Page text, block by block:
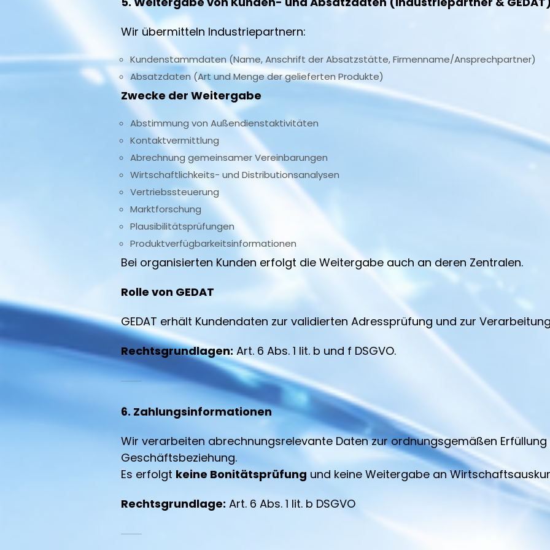
Wir übermitteln Industriepartnern:
Kundenstammdaten (Name, Anschrift der Absatzstätte, Firmenname/Ansprechpartner)
Absatzdaten (Art und Menge der gelieferten Produkte)
Zwecke der Weitergabe
Abstimmung von Außendienstaktivitäten
Kontaktvermittlung
Abrechnung gemeinsamer Vereinbarungen
Wirtschaftlichkeits- und Distributionsanalysen
Vertriebssteuerung
Marktforschung
Plausibilitätsprüfungen
Produktverfügbarkeitsinformationen
Bei organisierten Kunden erfolgt die Weitergabe auch an deren Zentralen.
Rolle von GEDAT
GEDAT erhält Kundendaten zur validierten Adressprüfung und zur
Rechtsgrundlagen:Art. 6 Abs. 1 lit. b und f DSGVO.
6. Zahlungsinformationen
Wir verarbeiten abrechnungsrelevante Daten zur ordnungsgemäßen Erfüllung
Geschäftsbeziehung.
Es erfolgt keine Bonitätsprüfung und keine Weitergabe an
Rechtsgrundlage: Art. 6 Abs. 1 lit. b DSGVO